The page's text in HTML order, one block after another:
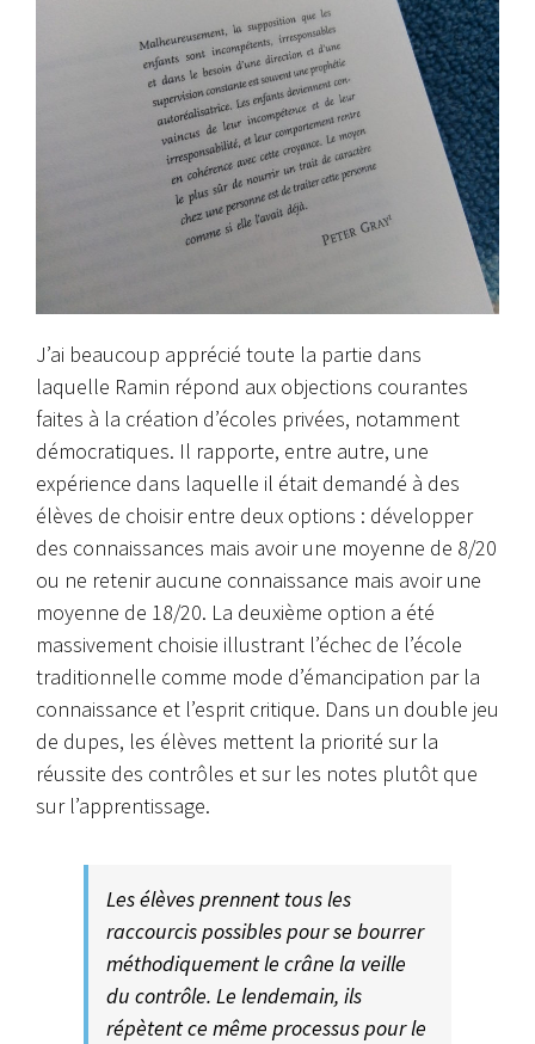
J’ai beaucoup apprécié toute la partie dans
laquelle Ramin répond aux objections courantes
faites à la création d’écoles privées, notamment
démocratiques. Il rapporte, entre autre, une
expérience dans laquelle il était demandé à des
élèves de choisir entre deux options : développer
des connaissances mais avoir une moyenne de 8/20
ou ne retenir aucune connaissance mais avoir une
moyenne de 18/20. La deuxième option a été
massivement choisie illustrant l’échec de l’école
traditionnelle comme mode d’émancipation par la
connaissance et l’esprit critique. Dans un double jeu
de dupes, les élèves mettent la priorité sur la
réussite des contrôles et sur les notes plutôt que
sur l’apprentissage.
Les élèves prennent tous les
raccourcis possibles pour se bourrer
méthodiquement le crâne la veille
du contrôle. Le lendemain, ils
répètent ce même processus pour le